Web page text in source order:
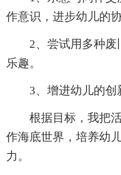
作意识，进步幼儿的协
2、尝试用多种废
乐趣。
3、增进幼儿的创
根据目标，我把
作海底世界，培养幼
力。